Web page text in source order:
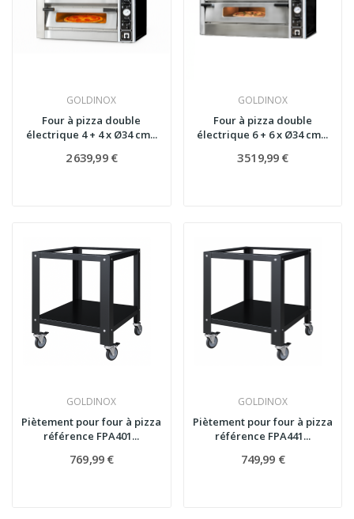
GOLDINOX
Four à pizza double
électrique 4 + 4 x Ø34 cm...
2 639,99 €
GOLDINOX
Four à pizza double
électrique 6 + 6 x Ø34 cm...
3 519,99 €
GOLDINOX
Piètement pour four à pizza
référence FPA401...
769,99 €
GOLDINOX
Piètement pour four à pizza
référence FPA441...
749,99 €